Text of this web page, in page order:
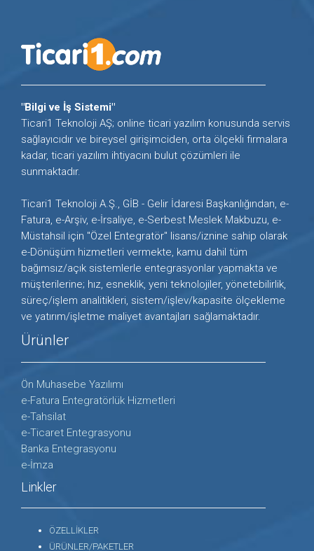
"Bilgi ve İş Sistemi"
Ticari1 Teknoloji AŞ; online ticari yazılım konusunda servis
sağlayıcıdır ve bireysel girişimciden, orta ölçekli firmalara
kadar, ticari yazılım ihtiyacını bulut çözümleri ile
sunmaktadır.
Ticari1 Teknoloji A.Ş., GİB - Gelir İdaresi Başkanlığından, e-
Fatura, e-Arşiv, e-İrsaliye, e-Serbest Meslek Makbuzu, e-
Müstahsil için "Özel Entegratör" lisans/iznine sahip olarak
e-Dönüşüm hizmetleri vermekte, kamu dahil tüm
bağımsız/açık sistemlerle entegrasyonlar yapmakta ve
müşterilerine; hız, esneklik, yeni teknolojiler, yönetebilirlik,
süreç/işlem analitikleri, sistem/işlev/kapasite ölçekleme
ve yatırım/işletme maliyet avantajları sağlamaktadır.
Ürünler
Ön Muhasebe Yazılımı
e-Fatura Entegratörlük Hizmetleri
e-Tahsilat
e-Ticaret Entegrasyonu
Banka Entegrasyonu
e-İmza
Linkler
ÖZELLİKLER
ÜRÜNLER/PAKETLER